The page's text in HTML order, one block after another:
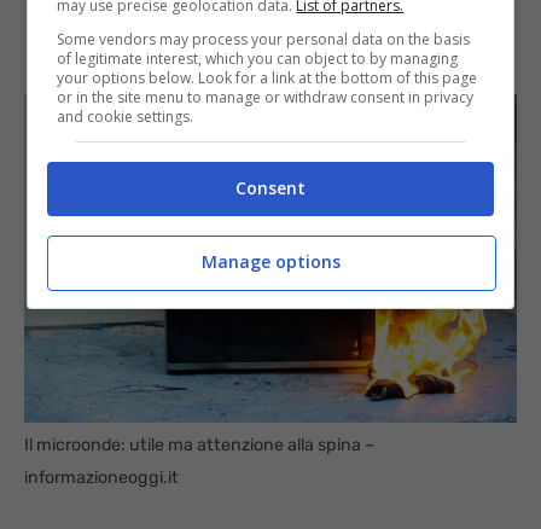
Il microonde: utile ma attenzione alla spina –
informazioneoggi.it
may use precise geolocation data. List of partners.
Some vendors may process your personal data on the basis
of legitimate interest, which you can object to by managing
your options below. Look for a link at the bottom of this page
or in the site menu to manage or withdraw consent in privacy
and cookie settings.
Consent
Manage options